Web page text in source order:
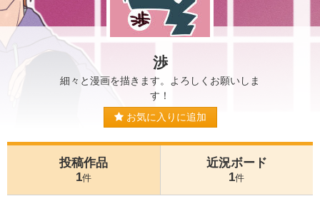
渉
細々と漫画を描きます。よろしくお願いしま
す！
お気に入りに追加
投稿作品
1件
近況ボード
1件